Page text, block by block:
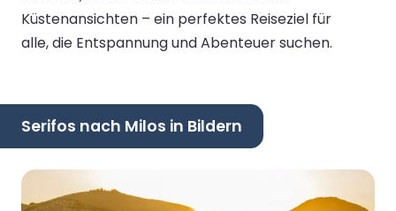
Küstenansichten – ein perfektes Reiseziel für
alle, die Entspannung und Abenteuer suchen.
Serifos nach Milos in Bildern